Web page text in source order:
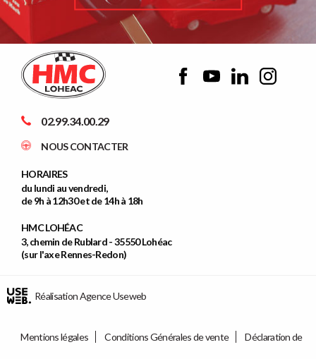
02.99.34.00.29
NOUS CONTACTER
HORAIRES
du lundi au vendredi,
de 9h à 12h30 et de 14h à 18h
HMC LOHÉAC
3, chemin de Rublard - 35550 Lohéac
(sur l'axe Rennes-Redon)
Réalisation Agence Useweb
Mentions légales Conditions Générales de vente Déclaration de